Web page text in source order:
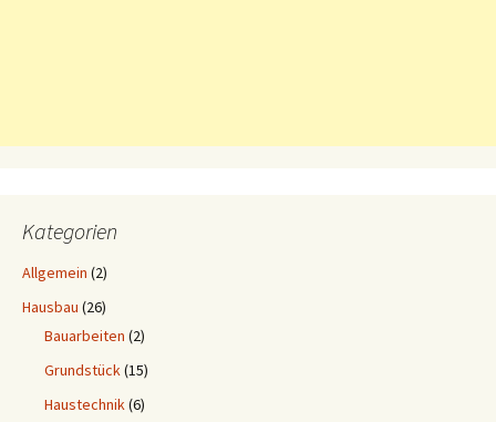
Kategorien
Allgemein (2)
Hausbau (26)
Bauarbeiten (2)
Grundstück(15)
Haustechnik(6)